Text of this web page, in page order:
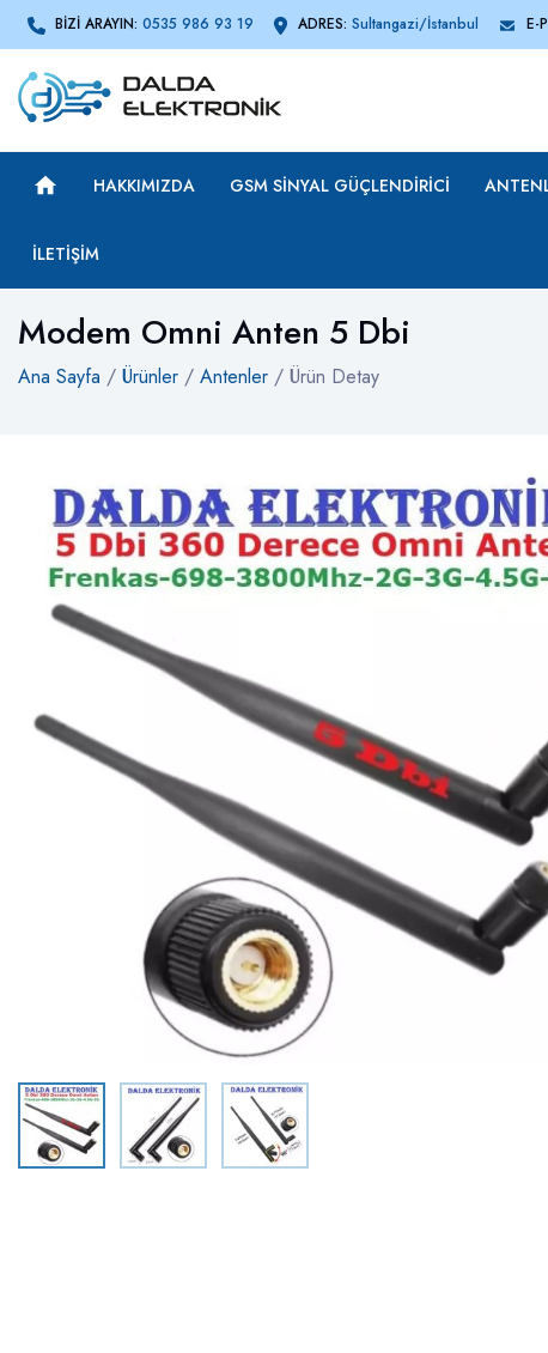
BİZİ ARAYIN: 0535 986 93 19 ADRES: Sultangazi/İstanbul E-
HAKKIMIZDA GSM SINYAL GÜÇLENDIRICI
İLETIŞIM
Modem Omni Anten 5 Dbi
Ana Sayfa / Ürünler / Antenler / Ürün Detay